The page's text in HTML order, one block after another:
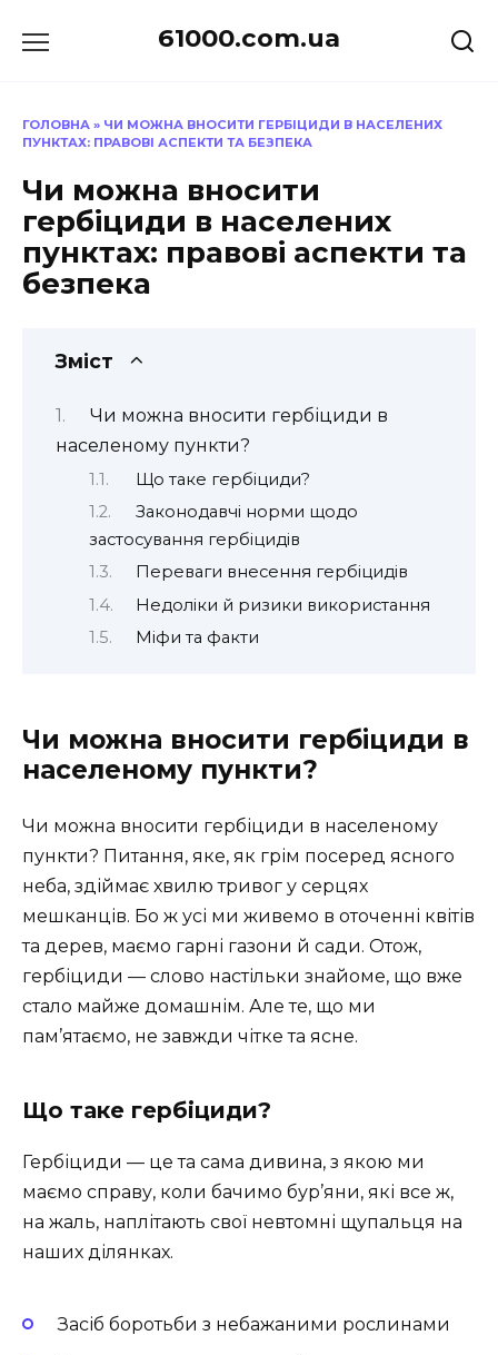
до
61000.com.ua
ГОЛОВНА » ЧИ МОЖНА ВНОСИТИ ГЕРБІЦИДИ В НАСЕЛЕНИХ
ПУНКТАХ: ПРАВОВІ АСПЕКТИ ТА БЕЗПЕКА
Чи можна вносити
гербіциди в населених
пунктах: правові аспекти та
безпека
Зміст
Чи можна вносити гербіциди в
населеному пункти?
Що таке гербіциди?
Законодавчі норми щодо
застосування гербіцидів
Переваги внесення гербіцидів
Недоліки й ризики використання
Міфи та факти
Чи можна вносити гербіциди в
населеному пункти?
Чи можна вносити гербіциди в населеному
пункти? Питання, яке, як грім посеред ясного
неба, здіймає хвилю тривог у серцях
мешканців. Бо ж усі ми живемо в оточенні квітів
та дерев, маємо гарні газони й сади. Отож,
гербіциди — слово настільки знайоме, що вже
стало майже домашнім. Але те, що ми
пам’ятаємо, не завжди чітке та ясне.
Що таке гербіциди?
Гербіциди — це та сама дивина, з якою ми
маємо справу, коли бачимо бур’яни, які все ж,
на жаль, наплітають свої невтомні щупальця на
наших ділянках.
Засіб боротьби з небажаними рослинами